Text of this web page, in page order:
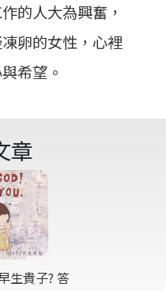
的人大為興奮，
卵的女性，心裡
希望。
章
生貴子? 答